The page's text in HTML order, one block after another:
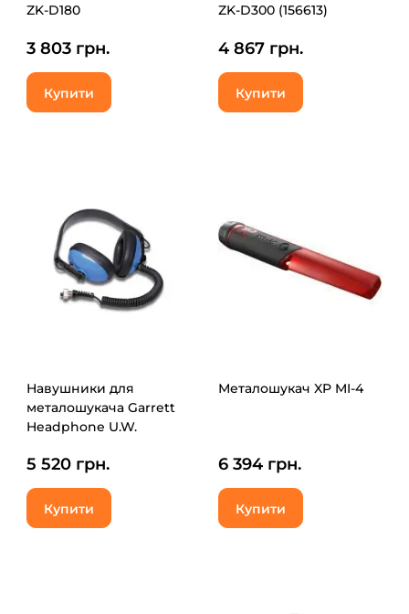
ZK-D180
3 803 грн.
Купити
ZK-D300 (156613)
4 867 грн.
Купити
Навушники для
металошукача Garrett
Headphone U.W.
International/AT GOLD
(1092/PN-2202100)
5 520 грн.
Купити
Металошукач XP MI-4
6 394 грн.
Купити